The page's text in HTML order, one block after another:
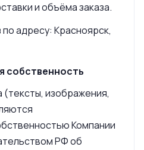
и объёма заказа.
адресу: Красноярск,
собственность
изображения,
Компании
РФ об